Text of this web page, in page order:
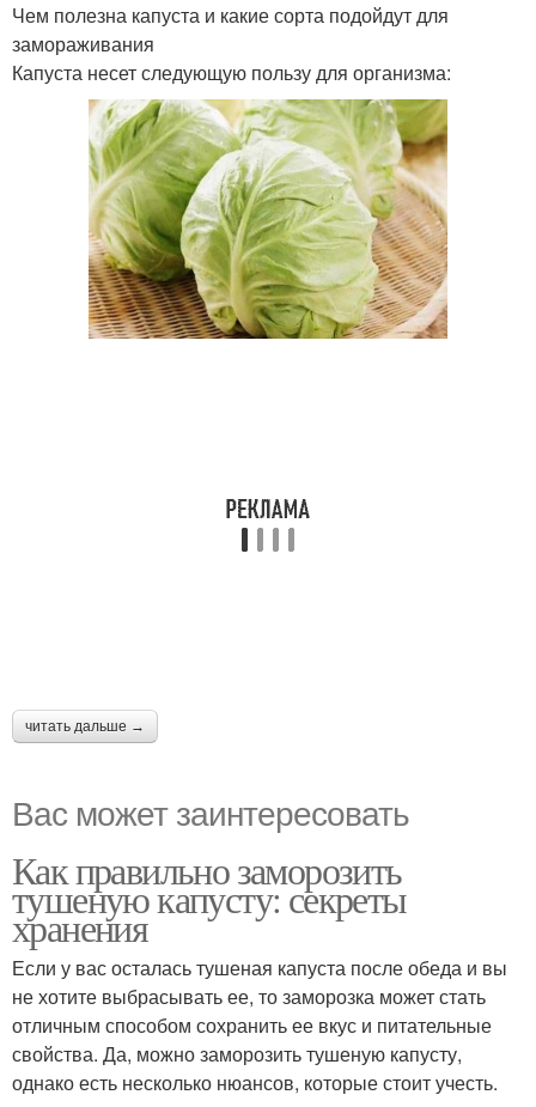
Чем полезна капуста и какие сорта подойдут для
замораживания
Капуста несет следующую пользу для организма:
читать дальше →
Вас может заинтересовать
Как правильно заморозить
тушеную капусту: секреты
хранения
Если у вас осталась тушеная капуста после обеда и вы
не хотите выбрасывать ее, то заморозка может стать
отличным способом сохранить ее вкус и питательные
свойства. Да, можно заморозить тушеную капусту,
однако есть несколько нюансов, которые стоит учесть.